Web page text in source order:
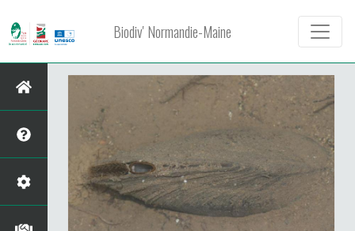
Biodiv' Normandie-Maine